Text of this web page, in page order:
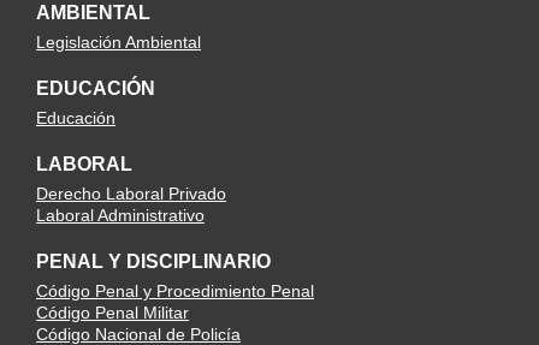
AMBIENTAL
Legislación Ambiental
EDUCACIÓN
Educación
LABORAL
Derecho Laboral Privado
Laboral Administrativo
PENAL Y DISCIPLINARIO
Código Penal y Procedimiento Penal
Código Penal Militar
Código Nacional de Policía